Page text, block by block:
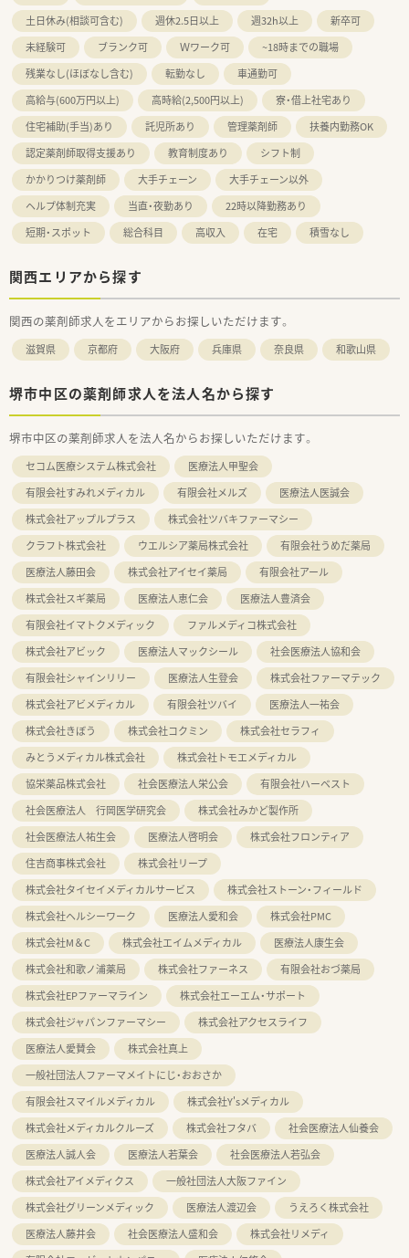
土日休み(相談可含む)
週休2.5日以上 週32h以上
新卒可
未経験可
ブランク可 Ｗワーク可
~18時までの職場
残業なし(ほぼなし含む)
転勤なし
車通勤可
高給与(600万円以上)
高時給(2,500円以上)
寮・借上社宅あり
住宅補助(手当)あり
託児所あり 管理薬剤師
扶養内勤務OK
認定薬剤師取得支援あり
教育制度あり
シフト制
かかりつけ薬剤師
大手チェーン
大手チェーン以外
ヘルプ体制充実
当直・夜勤あり
22時以降勤務あり
短期・スポット
総合科目 高収入 在宅 積雪なし
関西エリアから探す
関西の薬剤師求人をエリアからお探しいただけます。
滋賀県 京都府 大阪府 兵庫県 奈良県 和歌山県
堺市中区の薬剤師求人を法人名から探す
堺市中区の薬剤師求人を法人名からお探しいただけます。
セコム医療システム株式会社
医療法人甲聖会
有限会社すみれメディカル
有限会社メルズ
医療法人医誠会
株式会社アップルプラス
株式会社ツバキファーマシー
クラフト株式会社
ウエルシア薬局株式会社
有限会社うめだ薬局
医療法人藤田会
株式会社アイセイ薬局
有限会社アール
株式会社スギ薬局
医療法人恵仁会
医療法人豊済会
有限会社イマトクメディック
ファルメディコ株式会社
株式会社アビック
医療法人マックシール
社会医療法人協和会
有限会社シャインリリー
医療法人生登会
株式会社ファーマテック
株式会社アビメディカル
有限会社ツバイ
医療法人一祐会
株式会社きぼう
株式会社コクミン
株式会社セラフィ
みとうメディカル株式会社
株式会社トモエメディカル
協栄薬品株式会社
社会医療法人栄公会
有限会社ハーベスト
社会医療法人 行岡医学研究会
株式会社みかど製作所
社会医療法人祐生会
医療法人啓明会
株式会社フロンティア
住吉商事株式会社
株式会社リープ
株式会社タイセイメディカルサービス
株式会社ストーン・フィールド
株式会社ヘルシーワーク
医療法人愛和会
株式会社PMC
株式会社M＆C
株式会社エイムメディカル
医療法人康生会
株式会社和歌ノ浦薬局
株式会社ファーネス
有限会社おづ薬局
株式会社EPファーマライン
株式会社エーエム・サポート
株式会社ジャパンファーマシー
株式会社アクセスライフ
医療法人愛賛会
株式会社真上
一般社団法人ファーマメイトにじ・おおさか
有限会社スマイルメディカル
株式会社Y'sメディカル
株式会社メディカルクルーズ
株式会社フタバ
社会医療法人仙養会
医療法人誠人会
医療法人若葉会
社会医療法人若弘会
株式会社アイメディクス
一般社団法人大阪ファイン
株式会社グリーンメディック
医療法人渡辺会
うえろく株式会社
医療法人藤井会
社会医療法人盛和会
株式会社リメディ